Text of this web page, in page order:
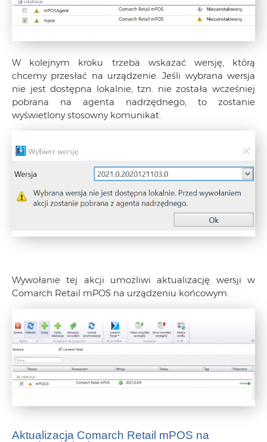
W kolejnym kroku trzeba wskazać wersję, którą
chcemy przesłać na urządzenie. Jeśli wybrana wersja
nie jest dostępna lokalnie, tzn. nie została wcześniej
pobrana na agenta nadrzędnego, to zostanie
wyświetlony stosowny komunikat.
Wywołanie tej akcji umożliwi aktualizację wersji w
Comarch Retail mPOS na urządzeniu końcowym.
Aktualizacja Comarch Retail mPOS na